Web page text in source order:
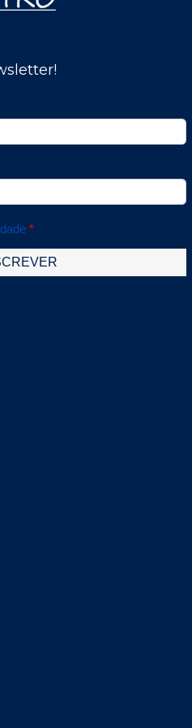
específicos.
teto comuns e
O Nanoclass FFU
alimentar e de